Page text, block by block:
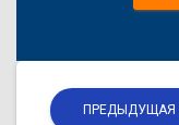
ПРЕДЫДУЩАЯ